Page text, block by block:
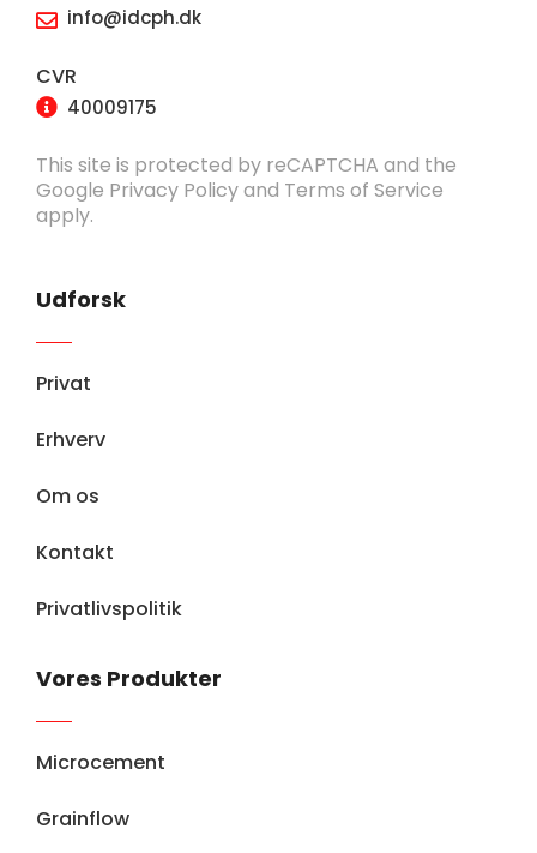
info@idcph.dk
CVR
40009175
This site is protected by reCAPTCHA and the
Google Privacy Policyand Terms of Service
apply.
Udforsk
Privat
Erhverv
Om os
Kontakt
Privatlivspolitik
Vores Produkter
Microcement
Grainflow